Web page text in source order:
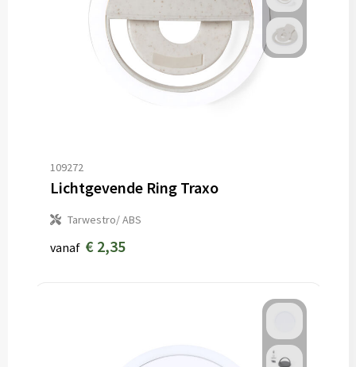
109272
Lichtgevende Ring Traxo
Tarwestro/ ABS
vanaf € 2,35